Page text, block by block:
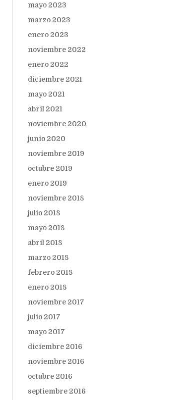
mayo 2023
marzo 2023
enero 2023
noviembre 2022
enero 2022
diciembre 2021
mayo 2021
abril 2021
noviembre 2020
junio 2020
noviembre 2019
octubre 2019
enero 2019
noviembre 2018
julio 2018
mayo 2018
abril 2018
marzo 2018
febrero 2018
enero 2018
noviembre 2017
julio 2017
mayo 2017
diciembre 2016
noviembre 2016
octubre 2016
septiembre 2016